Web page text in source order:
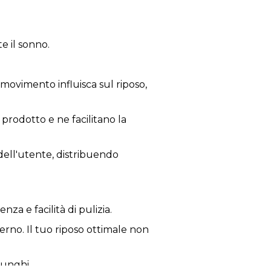
il sonno.
influisca sul riposo,
e ne facilitano la
distribuendo
e facilità di pulizia.
Il tuo riposo ottimale non